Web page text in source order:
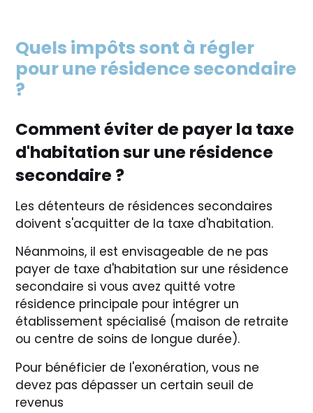
Quels impôts sont à régler
pour une résidence secondaire
?
Comment éviter de payer la taxe
d'habitation sur une résidence
secondaire ?
Les détenteurs de résidences secondaires
doivent s'acquitter de la taxe d'habitation.
Néanmoins, il est envisageable de ne pas
payer de taxe d'habitation sur une résidence
secondaire si vous avez quitté votre
résidence principale pour intégrer un
établissement spécialisé (maison de retraite
ou centre de soins de longue durée).
Pour bénéficier de l'exonération, vous ne
devez pas dépasser un certain seuil de
revenus